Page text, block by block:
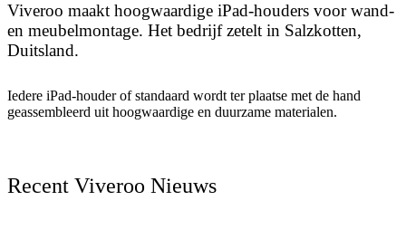
Viveroo maakt hoogwaardige iPad-houders voor wand-
en meubelmontage. Het bedrijf zetelt in Salzkotten,
Duitsland.
Iedere iPad-houder of standaard wordt ter plaatse met de hand
geassembleerd uit hoogwaardige en duurzame materialen.
Recent Viveroo Nieuws